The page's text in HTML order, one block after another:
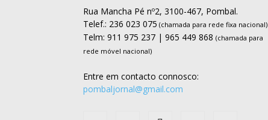
Rua Mancha Pé nº2, 3100-467, Pombal.
Telef.: 236 023 075 (chamada para rede fixa nacional)
Telm: 911 975 237 | 965 449 868 (chamada para
rede móvel nacional)
Entre em contacto connosco:
pombaljornal@gmail.com